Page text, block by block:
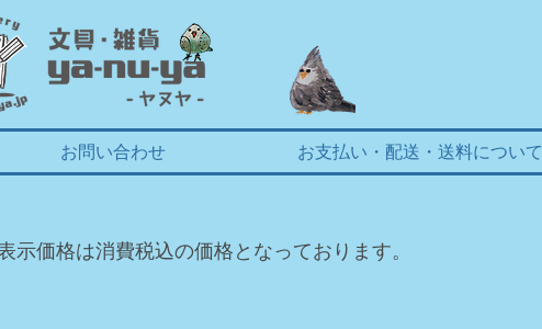
お問い合わせ お支払い・配送・送料について
示価格は消費税込の価格となっております。